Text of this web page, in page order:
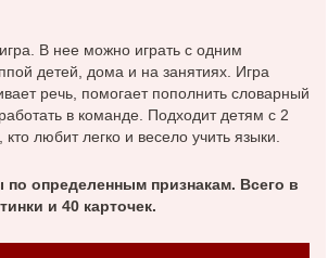
В нее можно играть с одним
детей, дома и на занятиях. Игра
речь, помогает пополнить словарный
в команде. Подходит детям с 2
любит легко и весело учить языки.
по определенным признакам. Всего в
и 40 карточек.